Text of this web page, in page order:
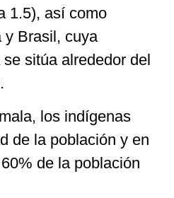
1.5), así como
y Brasil, cuya
sitúa alrededor del
los indígenas
de la población y en
de la población